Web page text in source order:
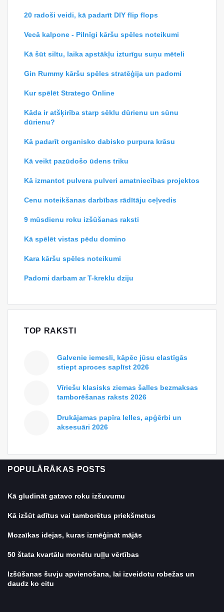
20 radoši veidi, kā padarīt DIY flip flops
Vecā kalpone - Pilnīgi kāršu spēles noteikumi
Kā šūt siltu, laika apstākļu izturīgu suņu mēteli
Gin Rummy kāršu spēles stratēģija un padomi
Kur spēlēt Stratego Online
Kāda ir atšķirība starp sēklu dūrienu un sūnu
dūrienu?
Kā padarīt organisko dabisko purpura krāsu
Kā veikt pazūdošo ūdens triku
Kā izmantot pulvera pulveri amatniecības projektos
Cenu noteikšanas darbības rādītāju ceļvedis
9 mūsdienu roku izšūšanas raksti
Kā spēlēt vistas pēdu domino
Kara kāršu spēles noteikumi
Padomi darbam ar T-kreklu dziju
TOP RAKSTI
Galvenie iemesli, kāpēc jūsu elastīgās
stiept aproces saplīst 2026
Vīriešu klasisks ziemas šalles bezmaksas
tamborēšanas raksts 2026
Drukājamas papīra lelles, apģērbi un
aksesuāri 2026
POPULĀRĀKAS POSTS
Kā gludināt gatavo roku izšuvumu
Kā izšūt adītus vai tamborētus priekšmetus
Mozaīkas idejas, kuras izmēģināt mājās
50 štata kvartālu monētu ruļļu vērtības
Izšūšanas šuvju apvienošana, lai izveidotu robežas un
daudz ko citu